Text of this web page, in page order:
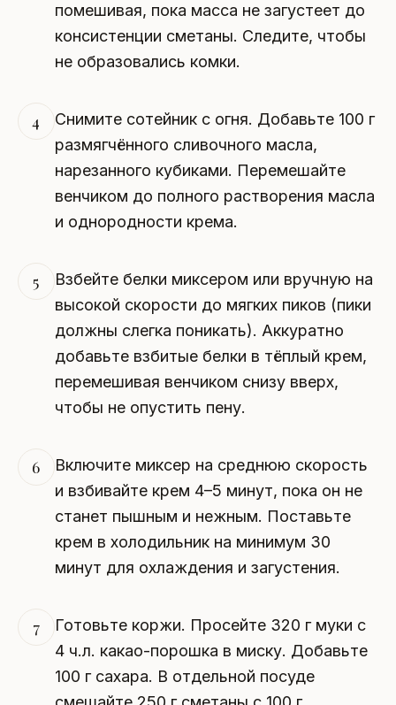
помешивая, пока масса не загустеет до
консистенции сметаны. Следите, чтобы
не образовались комки.
4
Снимите сотейник с огня. Добавьте 100 г
размягчённого сливочного масла,
нарезанного кубиками. Перемешайте
венчиком до полного растворения масла
и однородности крема.
5
Взбейте белки миксером или вручную на
высокой скорости до мягких пиков (пики
должны слегка поникать). Аккуратно
добавьте взбитые белки в тёплый крем,
перемешивая венчиком снизу вверх,
чтобы не опустить пену.
6
Включите миксер на среднюю скорость
и взбивайте крем 4–5 минут, пока он не
станет пышным и нежным. Поставьте
крем в холодильник на минимум 30
минут для охлаждения и загустения.
7
Готовьте коржи. Просейте 320 г муки с
4 ч.л. какао-порошка в миску. Добавьте
100 г сахара. В отдельной посуде